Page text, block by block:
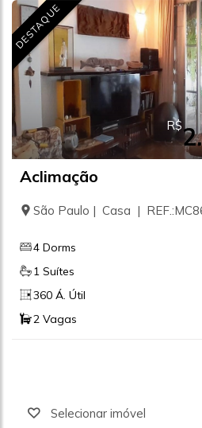
DESTAQUE
R$
Aclimação
São Paulo | Casa |
4 Dorms
1 Suítes
360 Á. Útil
2 Vagas
Selecionar imóvel